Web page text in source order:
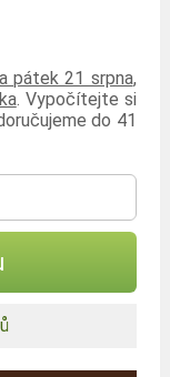
pátek 21 srpna,
. Vypočítejte si
do 41